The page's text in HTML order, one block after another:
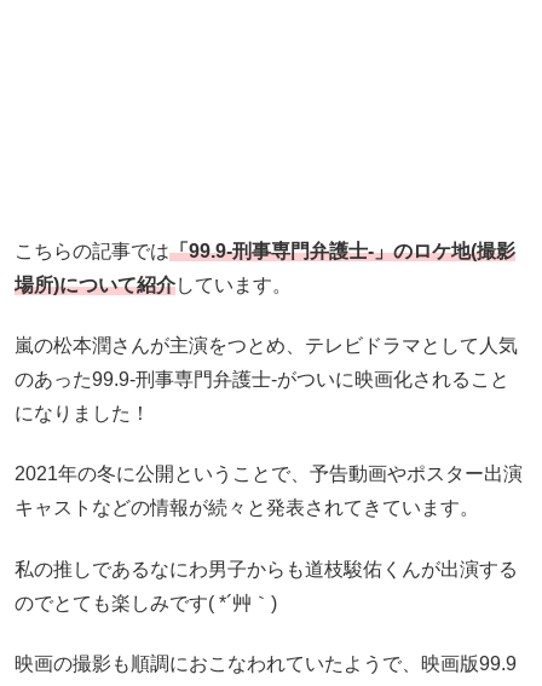
こちらの記事では「99.9-刑事専門弁護士-」のロケ地(撮影
場所)について紹介しています。
嵐の松本潤さんが主演をつとめ、テレビドラマとして人気
のあった99.9-刑事専門弁護士-がついに映画化されること
になりました！
2021年の冬に公開ということで、予告動画やポスター出演
キャストなどの情報が続々と発表されてきています。
私の推しであるなにわ男子からも道枝駿佑くんが出演する
のでとても楽しみです( *´艸｀)
映画の撮影も順調におこなわれていたようで、映画版99.9